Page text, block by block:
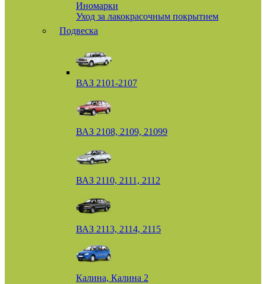
Иномарки
Уход за лакокрасочным покрытием
Подвеска
ВАЗ 2101-2107
ВАЗ 2108, 2109, 21099
ВАЗ 2110, 2111, 2112
ВАЗ 2113, 2114, 2115
Калина, Калина 2